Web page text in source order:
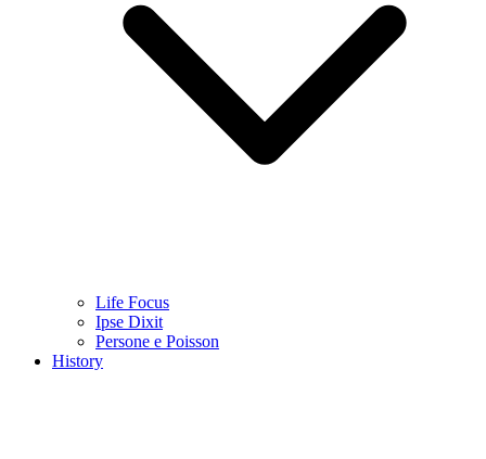
Life Focus
Ipse Dixit
Persone e Poisson
History